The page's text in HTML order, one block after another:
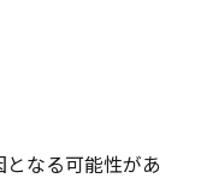
となる可能性があ